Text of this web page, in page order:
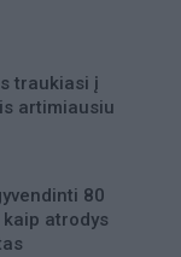
traukiasi į
artimiausiu
80
atrodys